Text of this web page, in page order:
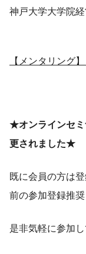
神戸大学大学院
【メンタリング
★オンラインセミ
更されました★
既に会員の方は
前の参加登録推奨
是非気軽に参加し